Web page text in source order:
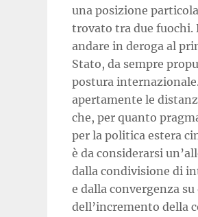
una posizione
trovato tra due fuochi.
andare in deroga al
Stato, da sempre
postura
apertamente le
che, per quanto
per la politica estera
è da considerarsi
dalla condivisione di
e dalla convergenza
dell’incremento della